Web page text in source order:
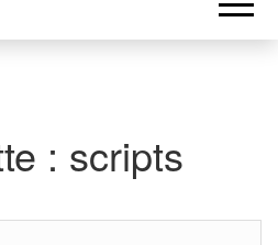
: scripts